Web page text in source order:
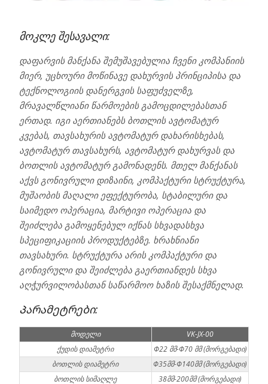
მოკლე შესავალი:
დაფარვის მანქანა შემუშავებულია ჩვენი კომპანიის
მიერ, უცხოური მოწინავე დახურვის პრინციპისა და
ტექნოლოგიის დანერგვის საფუძველზე,
მრავალწლიანი წარმოების გამოცდილებასთან
ერთად. იგი აერთიანებს ბოთლის ავტომატურ
კვებას, თავსახურის ავტომატურ დახარისხებას,
ავტომატურ თავსახურს, ავტომატურ დახურვას და
ბოთლის ავტომატურ გამონადენს. მთელ მანქანას
აქვს გონივრული დიზაინი, კომპაქტური სტრუქტურა,
მუშაობის მაღალი ეფექტურობა, სტაბილური და
საიმედო ოპერაცია, მარტივი ოპერაცია და
შეიძლება გამოყენებულ იქნას სხვადასხვა
სპეციფიკაციის პროდუქტებზე. ხრახნიანი
თავსახური. სტრუქტურა არის კომპაქტური და
გონივრული და შეიძლება გაერთიანდეს სხვა
აღჭურვილობასთან საწარმოო ხაზის შესაქმნელად.
Პარამეტრები:
მოდელი
VK-JX-00
ქუდის დიამეტრი
Φ22 მმ-Φ70 მმ (მორგებადი)
ბოთლის დიამეტრი
Φ35მმ-Φ140მმ (მორგებადი)
ბოთლის სიმაღლე
38მმ-200მმ (მორგებადი)